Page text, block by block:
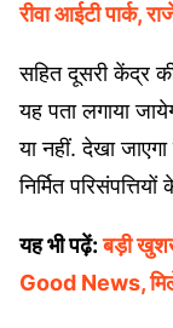
रीवा आईटी पार्क,
सहित दूसरी केंद्र
यह पता लगाया
या नहीं. देखा
निर्मित
यह भी पढ़ें:बड़ी
Good News,